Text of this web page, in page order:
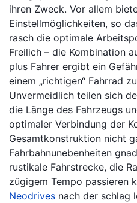
ihren Zweck. Vor allem
Einstellmöglichkeiten, so
rasch die optimale
Freilich – die Kombination
plus Fahrer ergibt ein
einem „richtigen“ Fahrrad
Unvermeidlich teilen sich
die Länge des Fahrzeugs
optimaler Verbindung der
Gesamtkonstruktion nicht
Fahrbahnunebenheiten
rustikale Fahrstrecke, die
zügigem Tempo passieren
Neodrives nach der schlag